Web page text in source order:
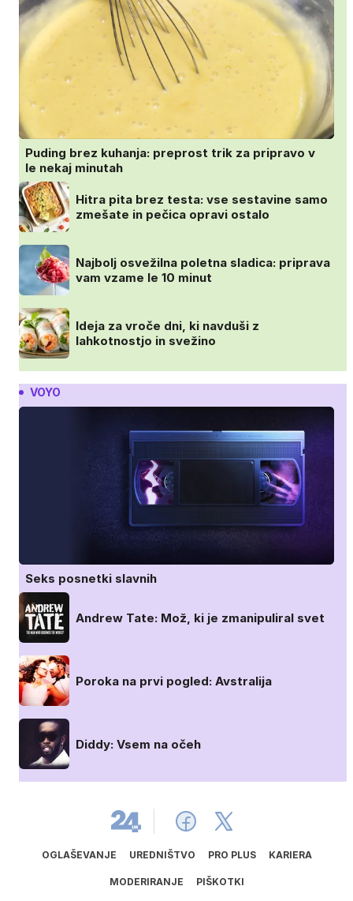
Puding brez kuhanja: preprost trik za pripravo v
le nekaj minutah
Hitra pita brez testa: vse sestavine samo
zmešate in pečica opravi ostalo
Najbolj osvežilna poletna sladica: priprava
vam vzame le 10 minut
Ideja za vroče dni, ki navduši z
lahkotnostjo in svežino
VOYO
Seks posnetki slavnih
Andrew Tate: Mož, ki je zmanipuliral svet
Poroka na prvi pogled: Avstralija
Diddy: Vsem na očeh
OGLAŠEVANJE UREDNIŠTVO PRO PLUS KARIERA
MODERIRANJE PIŠKOTKI